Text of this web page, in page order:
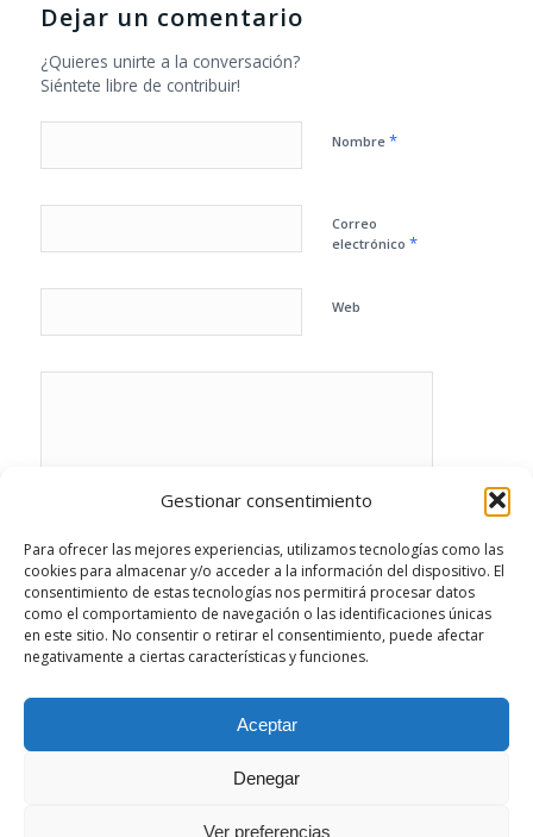
Gestionar consentimiento
Para ofrecer las mejores experiencias, utilizamos tecnologías como las
cookies para almacenar y/o acceder a la información del dispositivo. El
consentimiento de estas tecnologías nos permitirá procesar datos
como el comportamiento de navegación o las identificaciones únicas
en este sitio. No consentir o retirar el consentimiento, puede afectar
negativamente a ciertas características y funciones.
Aceptar
Denegar
Ver preferencias
Dejar un comentario
¿Quieres unirte a la conversación?
Siéntete libre de contribuir!
Nombre *
Correo
electrónico *
Web